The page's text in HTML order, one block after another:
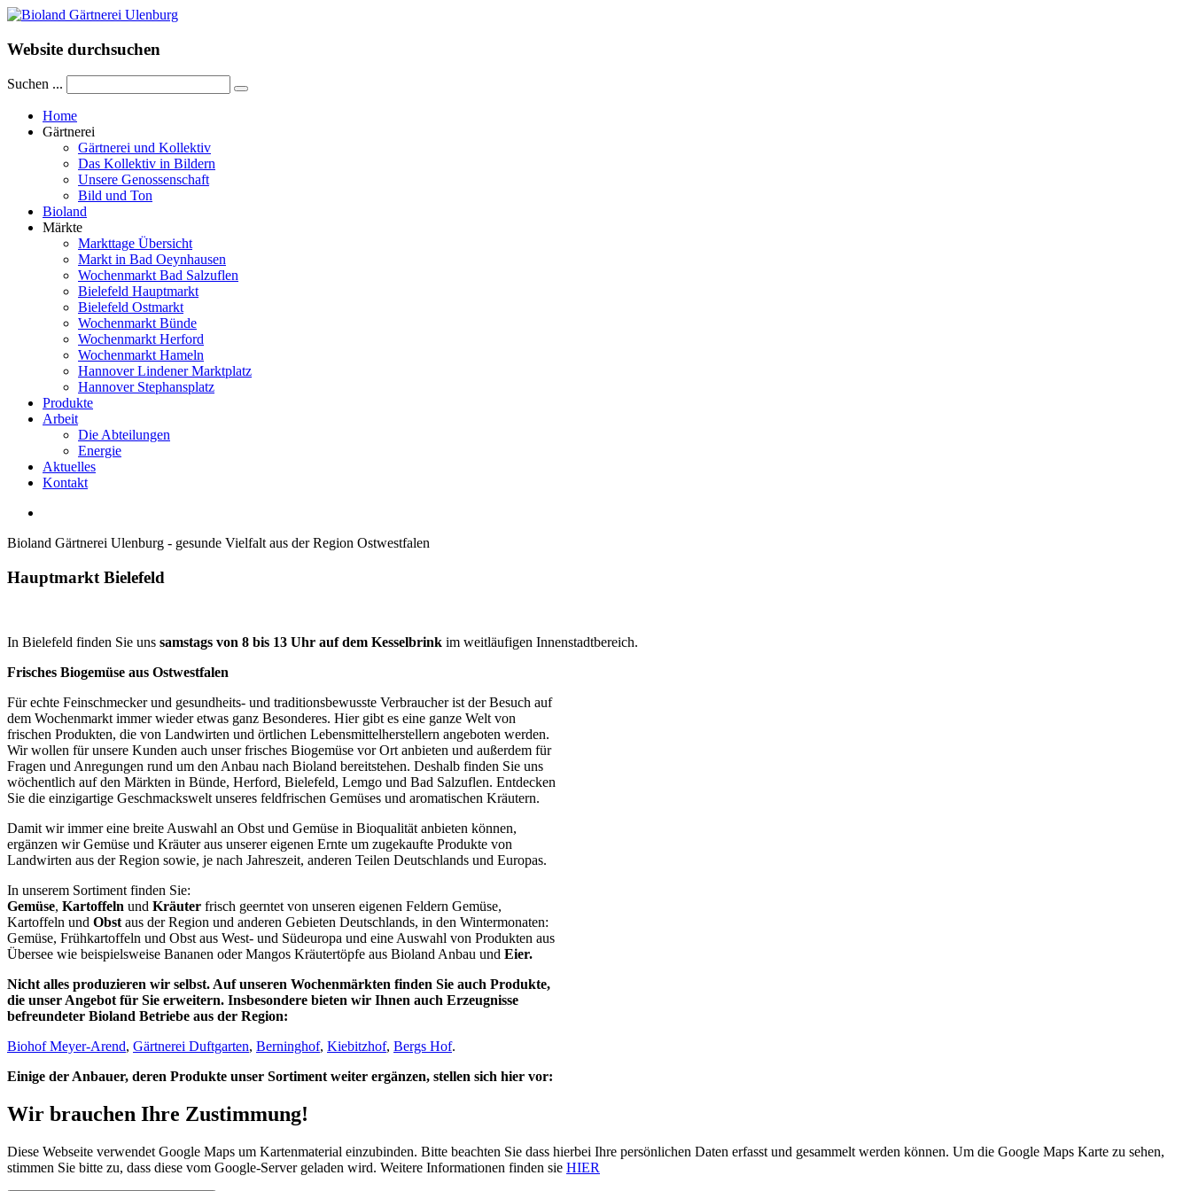
Website durchsuchen
Suchen ...
Home
Gärtnerei
Gärtnerei und Kollektiv
Das Kollektiv in Bildern
Unsere Genossenschaft
Bild und Ton
Bioland
Märkte
Markttage Übersicht
Markt in Bad Oeynhausen
Wochenmarkt Bad Salzuflen
Bielefeld Hauptmarkt
Bielefeld Ostmarkt
Wochenmarkt Bünde
Wochenmarkt Herford
Wochenmarkt Hameln
Hannover Lindener Marktplatz
Hannover Stephansplatz
Produkte
Arbeit
Die Abteilungen
Energie
Aktuelles
Kontakt
Bioland Gärtnerei Ulenburg - gesunde Vielfalt aus der Region Ostwestfalen
Hauptmarkt Bielefeld
In Bielefeld finden Sie uns samstags von 8 bis 13 Uhr auf dem Kesselbrink im weitläufigen Innenstadtbereich.
Frisches Biogemüse aus Ostwestfalen
Für echte Feinschmecker und gesundheits- und traditionsbewusste Verbraucher ist der Besuch auf
dem Wochenmarkt immer wieder etwas ganz Besonderes. Hier gibt es eine ganze Welt von
frischen Produkten, die von Landwirten und örtlichen Lebensmittelherstellern angeboten werden.
Wir wollen für unsere Kunden auch unser frisches Biogemüse vor Ort anbieten und außerdem für
Fragen und Anregungen rund um den Anbau nach Bioland bereitstehen. Deshalb finden Sie uns
wöchentlich auf den Märkten in Bünde, Herford, Bielefeld, Lemgo und Bad Salzuflen. Entdecken
Sie die einzigartige Geschmackswelt unseres feldfrischen Gemüses und aromatischen Kräutern.
Damit wir immer eine breite Auswahl an Obst und Gemüse in Bioqualität anbieten können,
ergänzen wir Gemüse und Kräuter aus unserer eigenen Ernte um zugekaufte Produkte von
Landwirten aus der Region sowie, je nach Jahreszeit, anderen Teilen Deutschlands und Europas.
In unserem Sortiment finden Sie:
Gemüse, Kartoffeln und Kräuter frisch geerntet von unseren eigenen Feldern Gemüse,
Kartoffeln und Obst aus der Region und anderen Gebieten Deutschlands, in den Wintermonaten:
Gemüse, Frühkartoffeln und Obst aus West- und Südeuropa und eine Auswahl von Produkten aus
Übersee wie beispielsweise Bananen oder Mangos Kräutertöpfe aus Bioland Anbau und Eier.
Nicht alles produzieren wir selbst. Auf unseren Wochenmärkten finden Sie auch Produkte,
die unser Angebot für Sie erweitern. Insbesondere bieten wir Ihnen auch Erzeugnisse
befreundeter Bioland Betriebe aus der Region:
Biohof Meyer-Arend, Gärtnerei Duftgarten, Berninghof, Kiebitzhof, Bergs Hof.
Einige der Anbauer, deren Produkte unser Sortiment weiter ergänzen, stellen sich hier vor:
Wir brauchen Ihre Zustimmung!
Diese Webseite verwendet Google Maps um Kartenmaterial einzubinden. Bitte beachten Sie dass hierbei Ihre persönlichen Daten erfasst und gesammelt werden können. Um die Google Maps Karte zu sehen,
stimmen Sie bitte zu, dass diese vom Google-Server geladen wird. Weitere Informationen finden sie HIER